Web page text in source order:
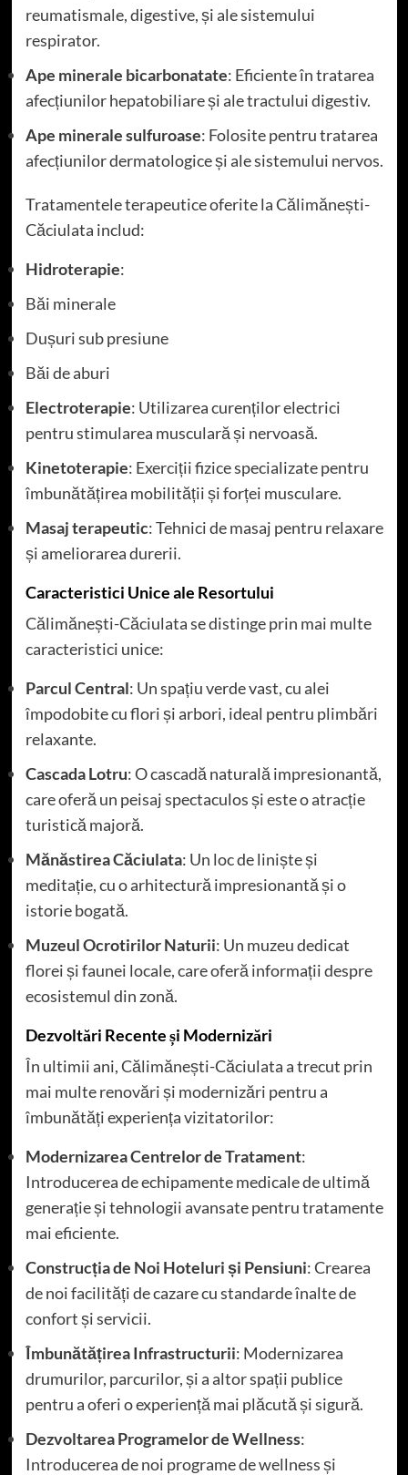
reumatismale, digestive, și ale sistemului
respirator.
Ape minerale bicarbonatate: Eficiente în tratarea
afecțiunilor hepatobiliare și ale tractului digestiv.
Ape minerale sulfuroase: Folosite pentru tratarea
afecțiunilor dermatologice și ale sistemului nervos.
Tratamentele terapeutice oferite la Călimănești-
Căciulata includ:
Hidroterapie:
Băi minerale
Dușuri sub presiune
Băi de aburi
Electroterapie: Utilizarea curenților electrici
pentru stimularea musculară și nervoasă.
Kinetoterapie: Exerciții fizice specializate pentru
îmbunătățirea mobilității și forței musculare.
Masaj terapeutic: Tehnici de masaj pentru relaxare
și ameliorarea durerii.
Caracteristici Unice ale Resortului
Călimănești-Căciulata se distinge prin mai multe
caracteristici unice:
Parcul Central: Un spațiu verde vast, cu alei
împodobite cu flori și arbori, ideal pentru plimbări
relaxante.
Cascada Lotru: O cascadă naturală impresionantă,
care oferă un peisaj spectaculos și este o atracție
turistică majoră.
Mănăstirea Căciulata: Un loc de liniște și
meditație, cu o arhitectură impresionantă și o
istorie bogată.
Muzeul Ocrotirilor Naturii: Un muzeu dedicat
florei și faunei locale, care oferă informații despre
ecosistemul din zonă.
Dezvoltări Recente și Modernizări
În ultimii ani, Călimănești-Căciulata a trecut prin
mai multe renovări și modernizări pentru a
îmbunătăți experiența vizitatorilor:
Modernizarea Centrelor de Tratament:
Introducerea de echipamente medicale de ultimă
generație și tehnologii avansate pentru tratamente
mai eficiente.
Construcția de Noi Hoteluri și Pensiuni: Crearea
de noi facilități de cazare cu standarde înalte de
confort și servicii.
Îmbunătățirea Infrastructurii: Modernizarea
drumurilor, parcurilor, și a altor spații publice
pentru a oferi o experiență mai plăcută și sigură.
Dezvoltarea Programelor de Wellness:
Introducerea de noi programe de wellness și